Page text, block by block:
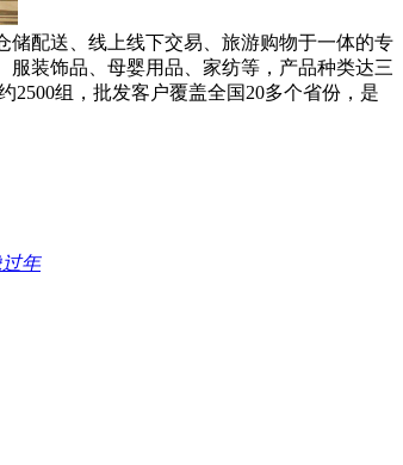
配送、线上线下交易、旅游购物于一体的专
服装饰品、母婴用品、家纺等，产品种类达三
2500组，批发客户覆盖全国20多个省份，是
年